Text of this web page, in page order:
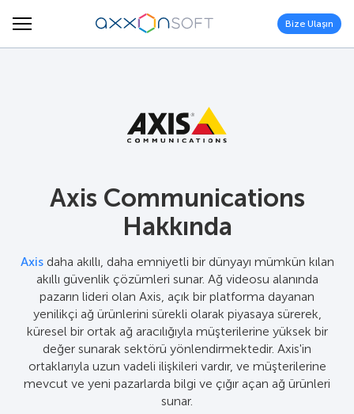
Bize Ulaşın
Axis Communications
Hakkında
Axisdaha akıllı, daha emniyetli bir dünyayı mümkün kılan
akıllı güvenlik çözümleri sunar. Ağ videosu alanında
pazarın lideri olan Axis, açık bir platforma dayanan
yenilikçi ağ ürünlerini sürekli olarak piyasaya sürerek,
küresel bir ortak ağ aracılığıyla müşterilerine yüksek bir
değer sunarak sektörü yönlendirmektedir. Axis'in
ortaklarıyla uzun vadeli ilişkileri vardır, ve müşterilerine
mevcut ve yeni pazarlarda bilgi ve çığır açan ağ ürünleri
sunar.